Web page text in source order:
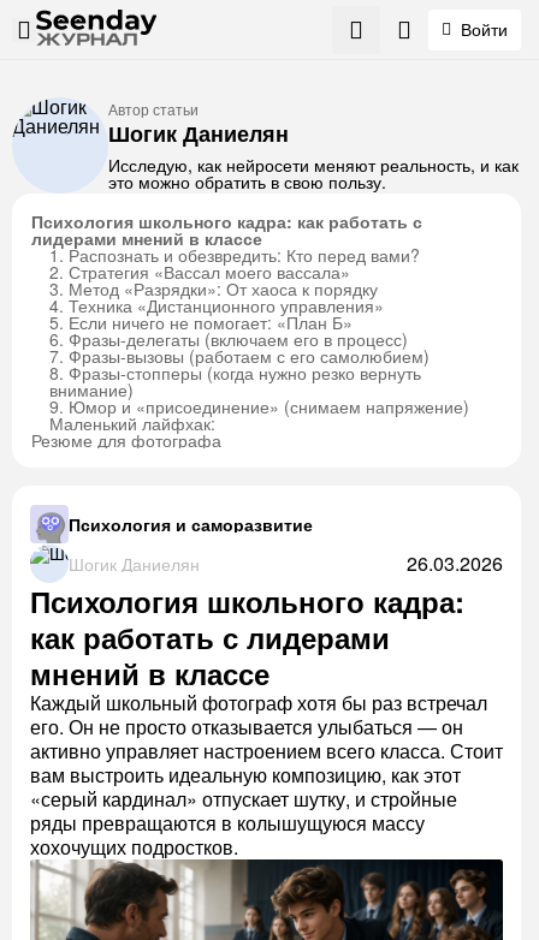
Войти
Психология и саморазвитие
Шогик Даниелян
26.03.2026
Психология школьного кадра:
как работать с лидерами
мнений в классе
Каждый школьный фотограф хотя бы раз встречал
его. Он не просто отказывается улыбаться — он
активно управляет настроением всего класса. Стоит
вам выстроить идеальную композицию, как этот
«серый кардинал» отпускает шутку, и стройные
ряды превращаются в колышущуюся массу
хохочущих подростков.
Автор статьи
Шогик Даниелян
Исследую, как нейросети меняют реальность, и как
это можно обратить в свою пользу.
Психология школьного кадра: как работать с
лидерами мнений в классе
1. Распознать и обезвредить: Кто перед вами?
2. Стратегия «Вассал моего вассала»
3. Метод «Разрядки»: От хаоса к порядку
4. Техника «Дистанционного управления»
5. Если ничего не помогает: «План Б»
6. Фразы-делегаты (включаем его в процесс)
7. Фразы-вызовы (работаем с его самолюбием)
8. Фразы-стопперы (когда нужно резко вернуть
внимание)
9. Юмор и «присоединение» (снимаем напряжение)
Маленький лайфхак:
Резюме для фотографа